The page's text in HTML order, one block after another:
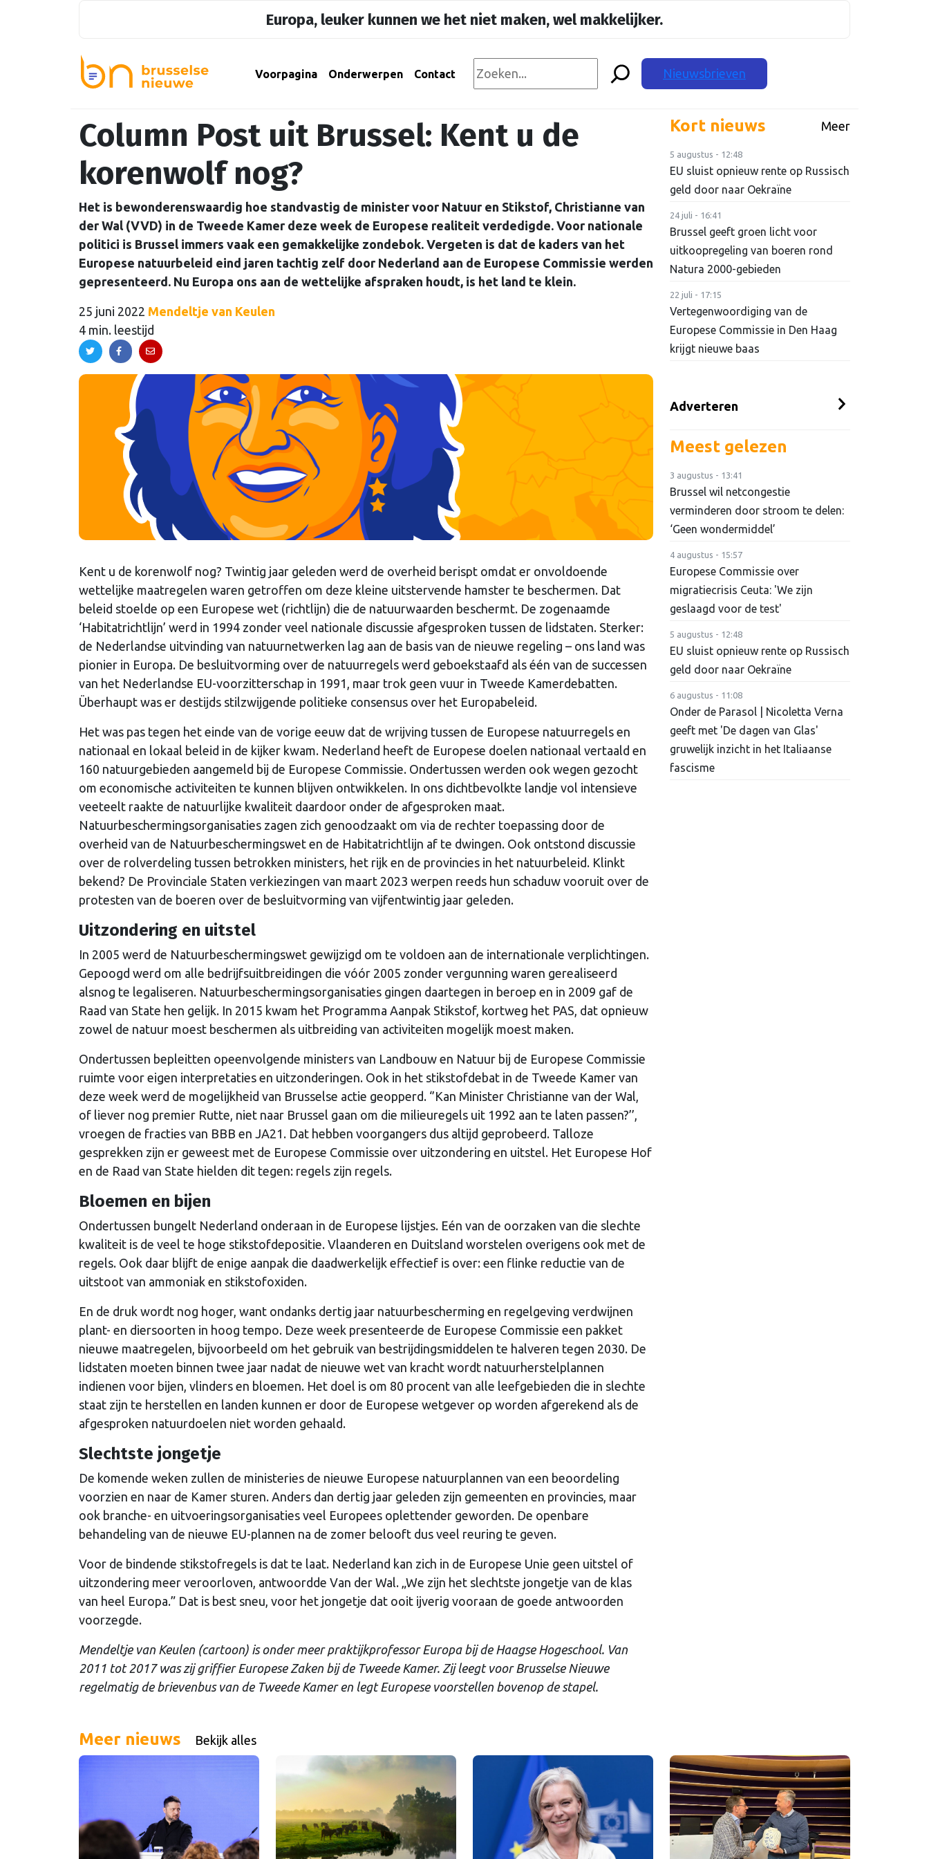
Europa, leuker kunnen we het niet maken, wel makkelijker.
Voorpagina Onderwerpen Contact Nieuwsbrieven
Column Post uit Brussel: Kent u de
korenwolf nog?
Het is bewonderenswaardig hoe standvastig de minister voor Natuur en Stikstof, Christianne van
der Wal (VVD) in de Tweede Kamer deze week de Europese realiteit verdedigde. Voor nationale
politici is Brussel immers vaak een gemakkelijke zondebok. Vergeten is dat de kaders van het
Europese natuurbeleid eind jaren tachtig zelf door Nederland aan de Europese Commissie werden
gepresenteerd. Nu Europa ons aan de wettelijke afspraken houdt, is het land te klein.
25 juni 2022 Mendeltje van Keulen
4 min. leestijd
Kent u de korenwolf nog? Twintig jaar geleden werd de overheid berispt omdat er onvoldoende
wettelijke maatregelen waren getroffen om deze kleine uitstervende hamster te beschermen. Dat
beleid stoelde op een Europese wet (richtlijn) die de natuurwaarden beschermt. De zogenaamde
‘Habitatrichtlijn’ werd in 1994 zonder veel nationale discussie afgesproken tussen de lidstaten. Sterker:
de Nederlandse uitvinding van natuurnetwerken lag aan de basis van de nieuwe regeling – ons land was
pionier in Europa. De besluitvorming over de natuurregels werd geboekstaafd als één van de successen
van het Nederlandse EU-voorzitterschap in 1991, maar trok geen vuur in Tweede Kamerdebatten.
Überhaupt was er destijds stilzwijgende politieke consensus over het Europabeleid.
Het was pas tegen het einde van de vorige eeuw dat de wrijving tussen de Europese natuurregels en
nationaal en lokaal beleid in de kijker kwam. Nederland heeft de Europese doelen nationaal vertaald en
160 natuurgebieden aangemeld bij de Europese Commissie. Ondertussen werden ook wegen gezocht
om economische activiteiten te kunnen blijven ontwikkelen. In ons dichtbevolkte landje vol intensieve
veeteelt raakte de natuurlijke kwaliteit daardoor onder de afgesproken maat.
Natuurbeschermingsorganisaties zagen zich genoodzaakt om via de rechter toepassing door de
overheid van de Natuurbeschermingswet en de Habitatrichtlijn af te dwingen. Ook ontstond discussie
over de rolverdeling tussen betrokken ministers, het rijk en de provincies in het natuurbeleid. Klinkt
bekend? De Provinciale Staten verkiezingen van maart 2023 werpen reeds hun schaduw vooruit over de
protesten van de boeren over de besluitvorming van vijfentwintig jaar geleden.
Uitzondering en uitstel
In 2005 werd de Natuurbeschermingswet gewijzigd om te voldoen aan de internationale verplichtingen.
Gepoogd werd om alle bedrijfsuitbreidingen die vóór 2005 zonder vergunning waren gerealiseerd
alsnog te legaliseren. Natuurbeschermingsorganisaties gingen daartegen in beroep en in 2009 gaf de
Raad van State hen gelijk. In 2015 kwam het Programma Aanpak Stikstof, kortweg het PAS, dat opnieuw
zowel de natuur moest beschermen als uitbreiding van activiteiten mogelijk moest maken.
Ondertussen bepleitten opeenvolgende ministers van Landbouw en Natuur bij de Europese Commissie
ruimte voor eigen interpretaties en uitzonderingen. Ook in het stikstofdebat in de Tweede Kamer van
deze week werd de mogelijkheid van Brusselse actie geopperd. ‘’Kan Minister Christianne van der Wal,
of liever nog premier Rutte, niet naar Brussel gaan om die milieuregels uit 1992 aan te laten passen?’’,
vroegen de fracties van BBB en JA21. Dat hebben voorgangers dus altijd geprobeerd. Talloze
gesprekken zijn er geweest met de Europese Commissie over uitzondering en uitstel. Het Europese Hof
en de Raad van State hielden dit tegen: regels zijn regels.
Bloemen en bijen
Ondertussen bungelt Nederland onderaan in de Europese lijstjes. Eén van de oorzaken van die slechte
kwaliteit is de veel te hoge stikstofdepositie. Vlaanderen en Duitsland worstelen overigens ook met de
regels. Ook daar blijft de enige aanpak die daadwerkelijk effectief is over: een flinke reductie van de
uitstoot van ammoniak en stikstofoxiden.
En de druk wordt nog hoger, want ondanks dertig jaar natuurbescherming en regelgeving verdwijnen
plant- en diersoorten in hoog tempo. Deze week presenteerde de Europese Commissie een pakket
nieuwe maatregelen, bijvoorbeeld om het gebruik van bestrijdingsmiddelen te halveren tegen 2030. De
lidstaten moeten binnen twee jaar nadat de nieuwe wet van kracht wordt natuurherstelplannen
indienen voor bijen, vlinders en bloemen. Het doel is om 80 procent van alle leefgebieden die in slechte
staat zijn te herstellen en landen kunnen er door de Europese wetgever op worden afgerekend als de
afgesproken natuurdoelen niet worden gehaald.
Slechtste jongetje
De komende weken zullen de ministeries de nieuwe Europese natuurplannen van een beoordeling
voorzien en naar de Kamer sturen. Anders dan dertig jaar geleden zijn gemeenten en provincies, maar
ook branche- en uitvoeringsorganisaties veel Europees oplettender geworden. De openbare
behandeling van de nieuwe EU-plannen na de zomer belooft dus veel reuring te geven.
Voor de bindende stikstofregels is dat te laat. Nederland kan zich in de Europese Unie geen uitstel of
uitzondering meer veroorloven, antwoordde Van der Wal. „We zijn het slechtste jongetje van de klas
van heel Europa.” Dat is best sneu, voor het jongetje dat ooit ijverig vooraan de goede antwoorden
voorzegde.
Mendeltje van Keulen (cartoon) is onder meer praktijkprofessor Europa bij de Haagse Hogeschool. Van
2011 tot 2017 was zij griffier Europese Zaken bij de Tweede Kamer. Zij leegt voor Brusselse Nieuwe
regelmatig de brievenbus van de Tweede Kamer en legt Europese voorstellen bovenop de stapel.
Kort nieuws Meer
5 augustus - 12:48
EU sluist opnieuw rente op Russisch
geld door naar Oekraïne
24 juli - 16:41
Brussel geeft groen licht voor
uitkoopregeling van boeren rond
Natura 2000-gebieden
22 juli - 17:15
Vertegenwoordiging van de
Europese Commissie in Den Haag
krijgt nieuwe baas
Adverteren
Meest gelezen
3 augustus - 13:41
Brussel wil netcongestie
verminderen door stroom te delen:
‘Geen wondermiddel’
4 augustus - 15:57
Europese Commissie over
migratiecrisis Ceuta: 'We zijn
geslaagd voor de test'
5 augustus - 12:48
EU sluist opnieuw rente op Russisch
geld door naar Oekraïne
6 augustus - 11:08
Onder de Parasol | Nicoletta Verna
geeft met 'De dagen van Glas'
gruwelijk inzicht in het Italiaanse
fascisme
Meer nieuws Bekijk alles